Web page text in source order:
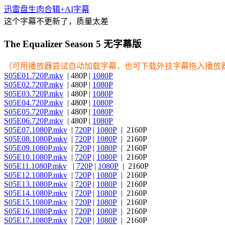
迅雷盘生肉合辑+AI字幕
这个字幕不更新了，质量太差
The Equalizer Season 5 无字幕版
（可用播放器尝试自动加载字幕，也可下载外挂字幕拖入播放
S05E01.720P.mkv | 480P | 1080P
S05E02.720P.mkv | 480P | 1080P
S05E03.720P.mkv | 480P | 1080P
S05E04.720P.mkv | 480P | 1080P
S05E05.720P.mkv | 480P | 1080P
S05E06.720P.mkv | 480P | 1080P
S05E07.1080P.mkv | 720P| 1080P | 2160P
S05E08.1080P.mkv | 720P| 1080P | 2160P
S05E09.1080P.mkv | 720P| 1080P | 2160P
S05E10.1080P.mkv | 720P| 1080P | 2160P
S05E11.1080P.mkv | 720P| 1080P | 2160P
S05E12.1080P.mkv | 720P| 1080P | 2160P
S05E13.1080P.mkv | 720P| 1080P | 2160P
S05E14.1080P.mkv | 720P| 1080P | 2160P
S05E15.1080P.mkv | 720P| 1080P | 2160P
S05E16.1080P.mkv | 720P| 1080P | 2160P
S05E17.1080P.mkv | 720P| 1080P | 2160P